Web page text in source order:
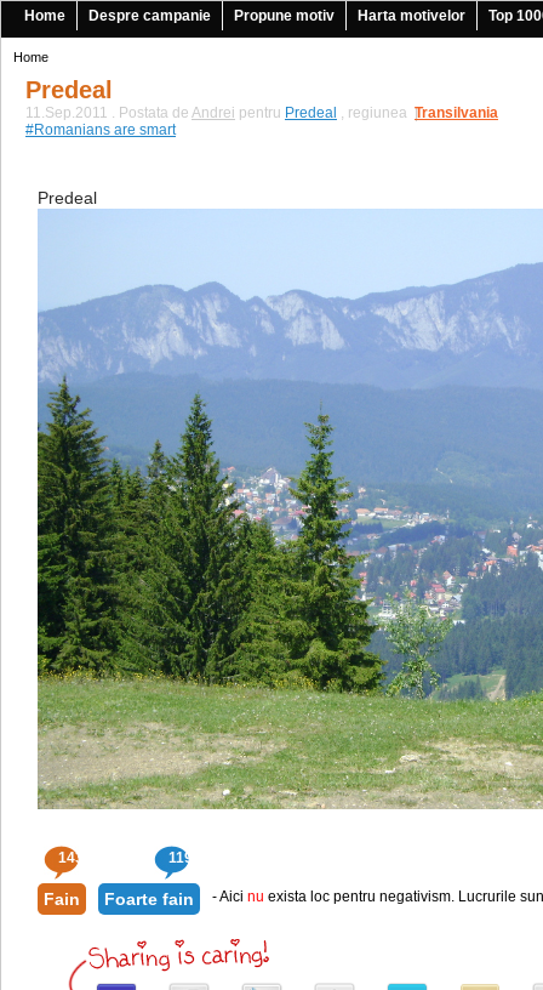
Home Despre campanie Propune motiv Harta motivelor Top
Home
Predeal
11.Sep.2011 . Postata de Andrei pentru Predeal , regiunea Transilvania
|
#Romanians are smart
Predeal
143 119
Fain Foarte fain - Aici nu exista loc pentru negativism. Lucrurile